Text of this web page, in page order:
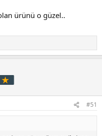
ürünü o güzel..
#51